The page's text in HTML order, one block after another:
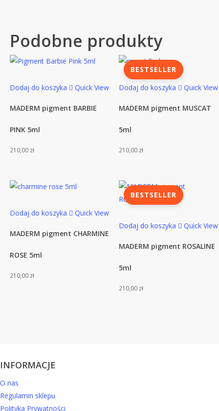
Podobne produkty
Dodaj do koszyka Quick View
MADERM pigment BARBIE
PINK 5ml
210,00 zł
BESTSELLER
Dodaj do koszyka
Quick View
MADERM pigment MUSCAT
5ml
210,00 zł
Dodaj do koszyka Quick View
MADERM pigment CHARMINE
ROSE 5ml
210,00 zł
BESTSELLER
Dodaj do koszyka Quick View
MADERM pigment ROSALINE
5ml
210,00 zł
INFORMACJE
O nas
Regulamin sklepu
Polityka Prywatności